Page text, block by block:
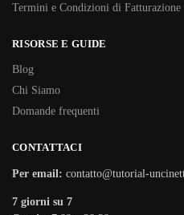
Termini e Condizioni di Fatturazione
RISORSE E GUIDE
Blog
Chi Siamo
Domande frequenti
CONTATTACI
Per email: contatto@tutorial-
7 giorni su 7